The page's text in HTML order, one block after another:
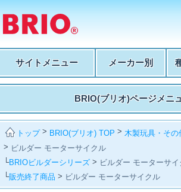
サイトメニュー メーカー別
BRIO(ブリオ)ページメニ
トップ> BRIO(ブリオ) TOP > 木製玩具・その
> ビルダー モーターサイクル
└BRIOビルダーシリーズ > ビルダー モーターサイ
└販売終了商品 > ビルダー モーターサイクル